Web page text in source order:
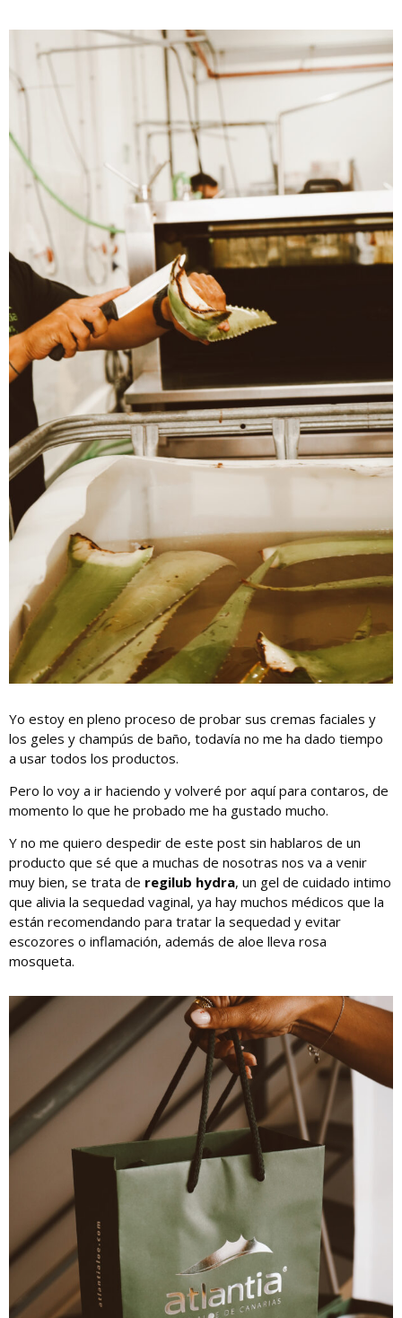
Yo estoy en pleno proceso de probar sus cremas faciales y
los geles y champús de baño, todavía no me ha dado tiempo
a usar todos los productos.
Pero lo voy a ir haciendo y volveré por aquí para contaros, de
momento lo que he probado me ha gustado mucho.
Y no me quiero despedir de este post sin hablaros de un
producto que sé que a muchas de nosotras nos va a venir
muy bien, se trata de regilub hydra, un gel de cuidado intimo
que alivia la sequedad vaginal, ya hay muchos médicos que la
están recomendando para tratar la sequedad y evitar
escozores o inflamación, además de aloe lleva rosa
mosqueta.